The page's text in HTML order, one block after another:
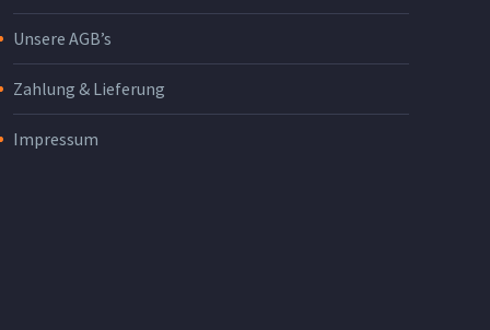
Unsere AGB’s
Zahlung & Lieferung
Impressum